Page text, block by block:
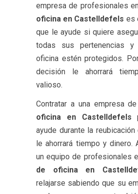
empresa de profesionales
oficina en Castelldefels es
que le ayude si quiere
todas sus pertenencias y
oficina estén protegidos.
decisión le ahorrará
valioso.
Contratar a una empresa
oficina en Castelldefels
ayude durante la
le ahorrará tiempo y dinero.
un equipo de profesionales
de oficina en
relajarse sabiendo que su